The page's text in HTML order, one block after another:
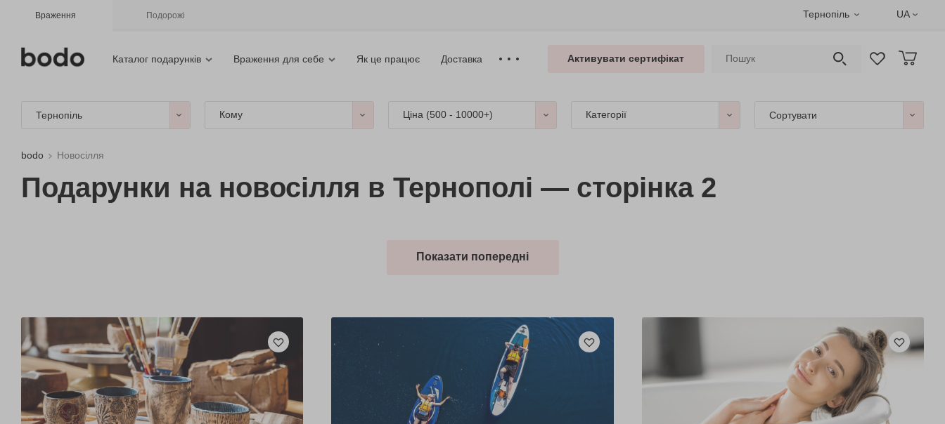
Враження Подорожі Тернопіль UA
Каталог подарунків Враження для себе Як це працює Доставка Активувати сертифікат
Тернопіль Кому Ціна (500 - 10000+) Категорії Сортувати
bodo Новосілля
Подарунки на новосілля в Тернополі — сторінка 2
Показати попередні